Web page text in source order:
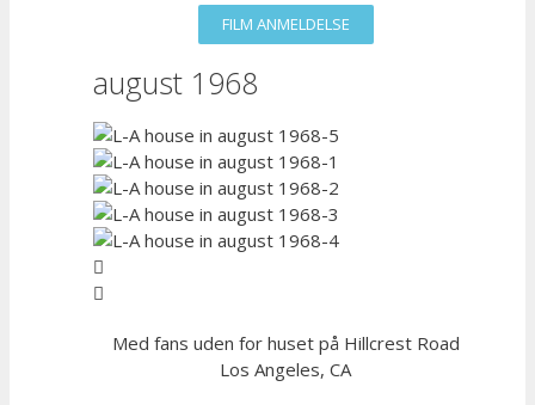
FILM ANMELDELSE
august 1968
Med fans uden for huset på Hillcrest Road
Los Angeles, CA